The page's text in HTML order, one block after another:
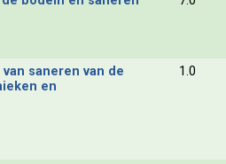
saneren van de
en
1.0